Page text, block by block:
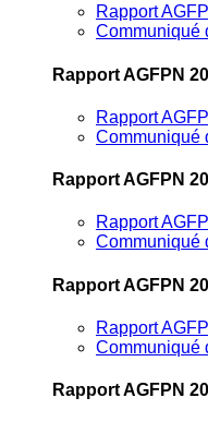
Rapport
Communiqué
Rapport AGFPN
Rapport
Communiqué
Rapport AGFPN
Rapport
Communiqué
Rapport AGFPN
Rapport
Communiqué
Rapport AGFPN